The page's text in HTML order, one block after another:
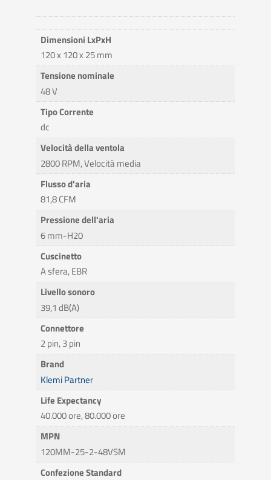
Dimensioni LxPxH
120 x 120 x 25 mm
Tensione nominale
48 V
Tipo Corrente
dc
Velocità della ventola
2800 RPM, Velocità media
Flusso d'aria
81,8 CFM
Pressione dell'aria
6 mm-H20
Cuscinetto
A sfera, EBR
Livello sonoro
39,1 dB(A)
Connettore
2 pin, 3 pin
Brand
Klemi Partner
Life Expectancy
40.000 ore, 80.000 ore
MPN
120MM-25-2-48VSM
Confezione Standard